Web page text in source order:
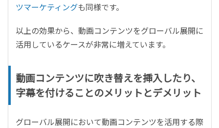
ツマーケティングも同様です。
以上の効果から、動画コンテンツをグローバル展開に
活用しているケースが非常に増えています。
動画コンテンツに吹き替えを挿入したり、
字幕を付けることのメリットとデメリット
グローバル展開において動画コンテンツを活用する際